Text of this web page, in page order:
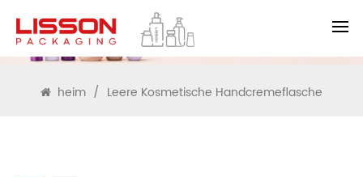
SUCHEN
heim / Leere Kosmetische Handcremeflasche